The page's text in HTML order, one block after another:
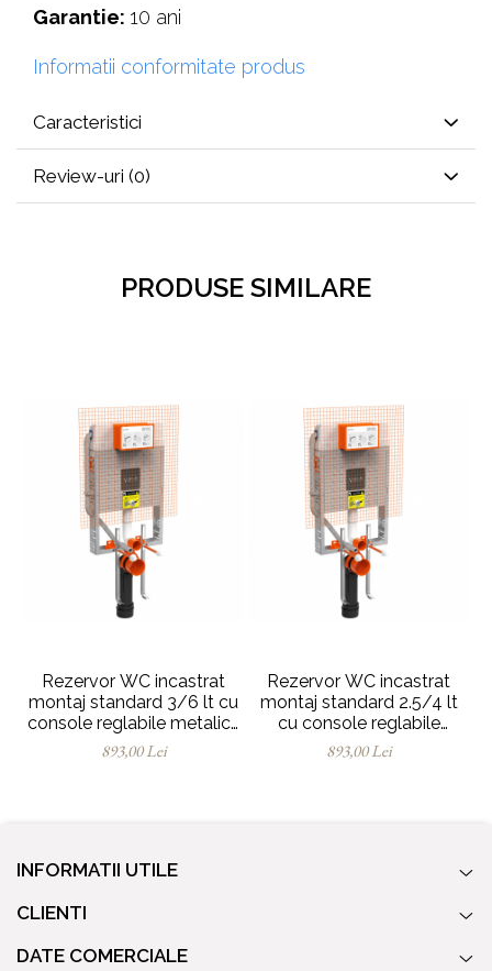
Garantie: 10 ani
Informatii conformitate produs
Caracteristici
Review-uri (0)
PRODUSE SIMILARE
Rezervor WC incastrat
montaj standard 3/6 lt cu
console reglabile metalice
8cm | 768-1851-01
893,00 Lei
Rezervor WC incastrat
montaj standard 2.5/4 lt
cu console reglabile
metalice 8cm | 768-1851-
02
893,00 Lei
INFORMATII UTILE
CLIENTI
DATE COMERCIALE